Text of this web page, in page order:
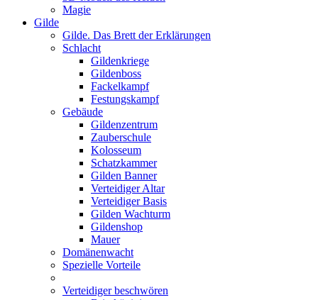
Magie
Gilde
Gilde. Das Brett der Erklärungen
Schlacht
Gildenkriege
Gildenboss
Fackelkampf
Festungskampf
Gebäude
Gildenzentrum
Zauberschule
Kolosseum
Schatzkammer
Gilden Banner
Verteidiger Altar
Verteidiger Basis
Gilden Wachturm
Gildenshop
Mauer
Domänenwacht
Spezielle Vorteile
Verteidiger beschwören